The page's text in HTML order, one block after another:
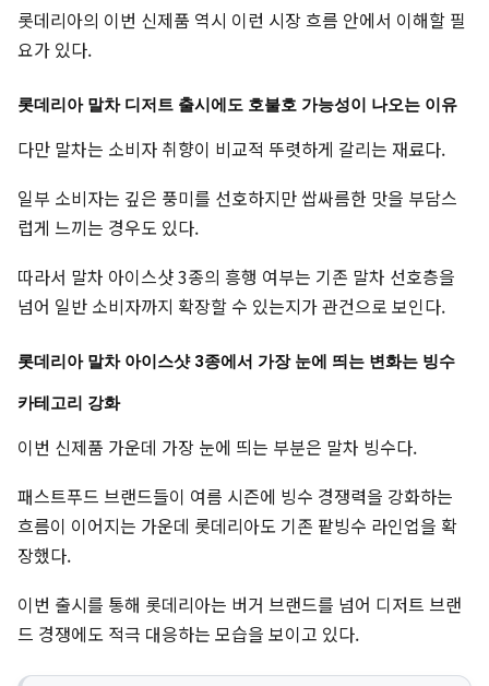
롯데리아의 이번 신제품 역시 이런 시장 흐름 안에서 이해할 필
요가 있다.
롯데리아 말차 디저트 출시에도 호불호 가능성이 나오는 이유
다만 말차는 소비자 취향이 비교적 뚜렷하게 갈리는 재료다.
일부 소비자는 깊은 풍미를 선호하지만 쌉싸름한 맛을 부담스
럽게 느끼는 경우도 있다.
따라서 말차 아이스샷 3종의 흥행 여부는 기존 말차 선호층을
넘어 일반 소비자까지 확장할 수 있는지가 관건으로 보인다.
롯데리아 말차 아이스샷 3종에서 가장 눈에 띄는 변화는 빙수
카테고리 강화
이번 신제품 가운데 가장 눈에 띄는 부분은 말차 빙수다.
패스트푸드 브랜드들이 여름 시즌에 빙수 경쟁력을 강화하는
흐름이 이어지는 가운데 롯데리아도 기존 팥빙수 라인업을 확
장했다.
이번 출시를 통해 롯데리아는 버거 브랜드를 넘어 디저트 브랜
드 경쟁에도 적극 대응하는 모습을 보이고 있다.